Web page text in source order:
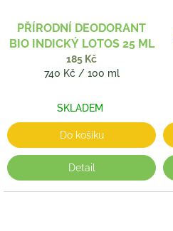
PŘÍRODNÍ DEODORANT
BIO INDICKÝ LOTOS 25 ML
185 Kč
Měrná
740 Kč / 100 ml
SKLADEM
Do košíku
Detail